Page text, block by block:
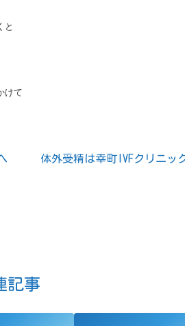
と
けて
体外受精は幸町IVFクリニッ
記事